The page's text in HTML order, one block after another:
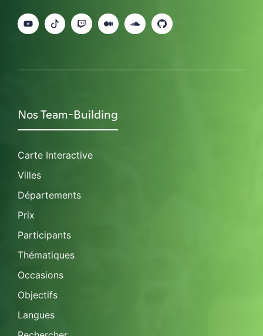
Nos Team-Building
Carte Interactive
Villes
Départements
Prix
Participants
Thématiques
Occasions
Objectifs
Langues